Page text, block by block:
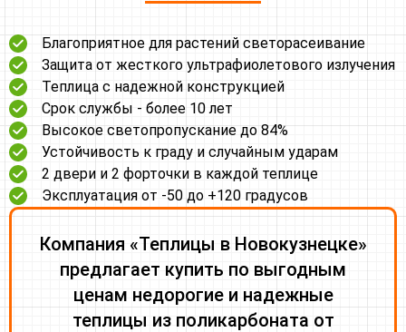
Благоприятное для растений светорасеивание
Защита от жесткого ультрафиолетового излучения
Теплица с надежной конструкцией
Срок службы - более 10 лет
Высокое светопропускание до 84%
Устойчивость к граду и случайным ударам
2 двери и 2 форточки в каждой теплице
Эксплуатация от -50 до +120 градусов
Компания «Теплицы в Новокузнецке»
предлагает купить по выгодным
ценам недорогие и надежные
теплицы из поликарбоната от